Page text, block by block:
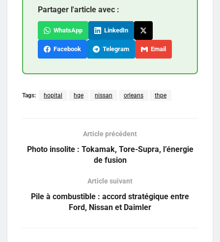
Partager l'article avec :
WhatsApp LinkedIn
Facebook Telegram Email
Tags: hopital hqe nissan orleans thpe
Article précédent
Photo insolite : Tokamak, Tore-Supra, l’énergie
de fusion
Article suivant
Pile à combustible : accord stratégique entre
Ford, Nissan et Daimler